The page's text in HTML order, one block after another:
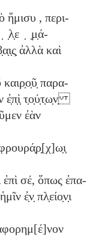
ἥμισυ , περι-
̣λ̣ε ̣ ̣μ̣ά-
ἀλλὰ καὶ
καιρ̣ο̣ῦ̣ παρα-
ἐ̣π̣ὶ̣ τ̣ο̣ύ̣τ̣ω̣ν̣
ἐὰν
ἐπὶ σέ, ὅπως ἐπα-
ἐ̣ν̣ πλ̣είο̣ν̣ι